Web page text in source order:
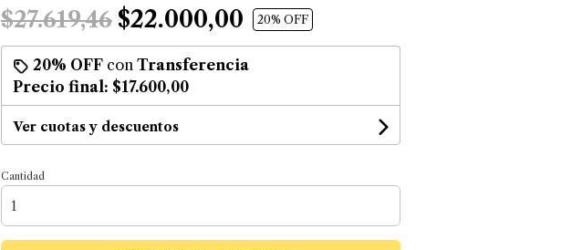
$27.619,46 $22.000,00 20% OFF
20% OFF con Transferencia
Precio final: $17.600,00
Ver cuotas y descuentos
Cantidad